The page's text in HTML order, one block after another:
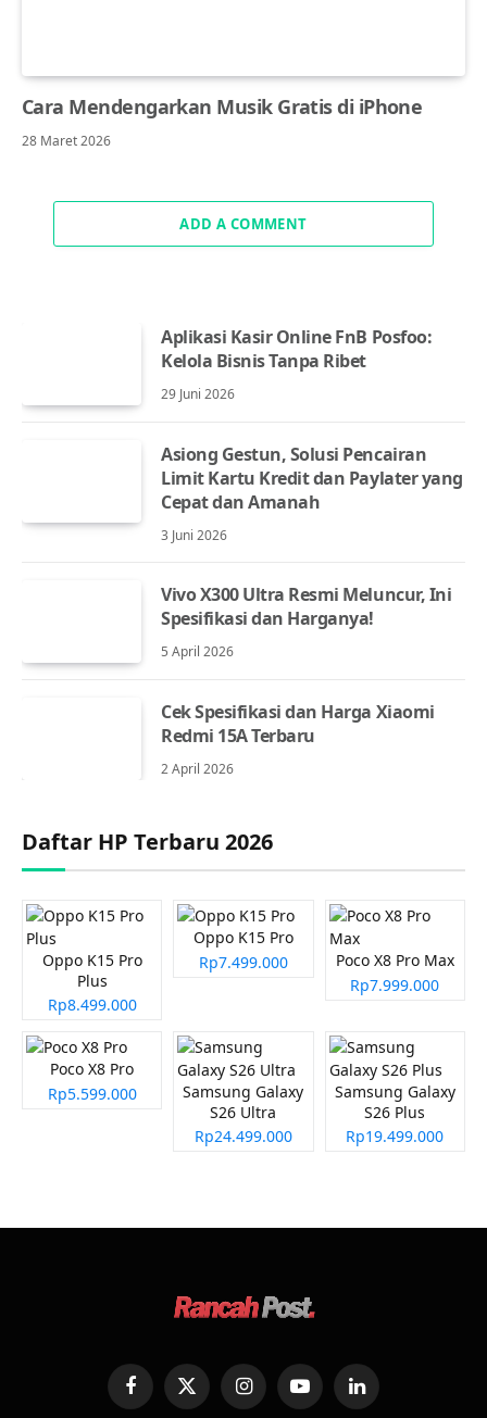
Cara Mendengarkan Musik Gratis di iPhone
28 Maret 2026
ADD A COMMENT
Aplikasi Kasir Online FnB Posfoo:
Kelola Bisnis Tanpa Ribet
29 Juni 2026
Asiong Gestun, Solusi Pencairan
Limit Kartu Kredit dan Paylater yang
Cepat dan Amanah
3 Juni 2026
Vivo X300 Ultra Resmi Meluncur, Ini
Spesifikasi dan Harganya!
5 April 2026
Cek Spesifikasi dan Harga Xiaomi
Redmi 15A Terbaru
2 April 2026
Daftar HP Terbaru 2026
Oppo K15 Pro
Plus
Rp8.499.000
Oppo K15 Pro
Rp7.499.000
Poco X8 Pro Max
Rp7.999.000
Poco X8 Pro
Rp5.599.000
Samsung Galaxy
S26 Ultra
Rp24.499.000
Samsung Galaxy
S26 Plus
Rp19.499.000
FacebookX
InstagramYouTubeLinkedIn